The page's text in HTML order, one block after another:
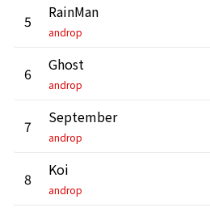
5 RainMan
androp
6 Ghost
androp
7 September
androp
8 Koi
androp